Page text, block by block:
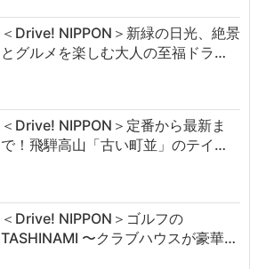
＜Drive! NIPPON＞新緑の日光、絶景
とグルメを楽しむ大人の至福ドラ…
＜Drive! NIPPON＞定番から最新ま
で！飛騨高山「古い町並」のテイ…
＜Drive! NIPPON＞ゴルフの
TASHINAMI 〜クラブハウスが豪華…